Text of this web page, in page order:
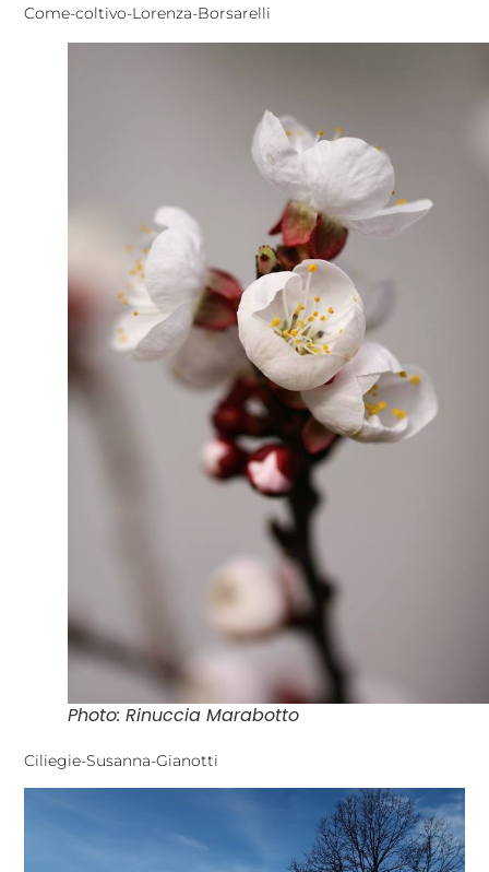
Come-coltivo-Lorenza-Borsarelli
Photo: Rinuccia Marabotto
Ciliegie-Susanna-Gianotti